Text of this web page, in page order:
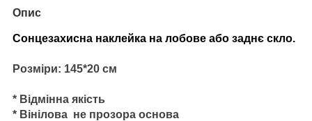
Опис
Сонцезахисна наклейка на лобове або заднє скло.
Розміри: 145*20 см
* Відмінна якість
* Вінілова не прозора основа